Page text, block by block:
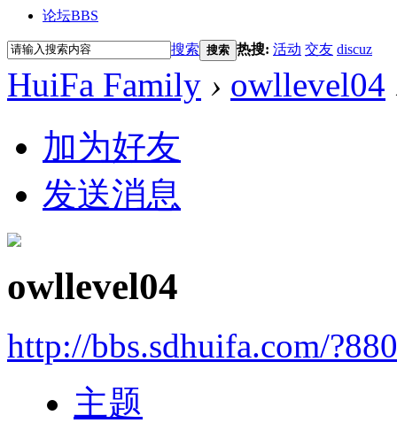
论坛BBS
搜索 搜索 热搜: 活动 交友 discuz
HuiFa Family › owllevel04
加为好友
发送消息
owllevel04
http://bbs.sdhuifa.com/
主题